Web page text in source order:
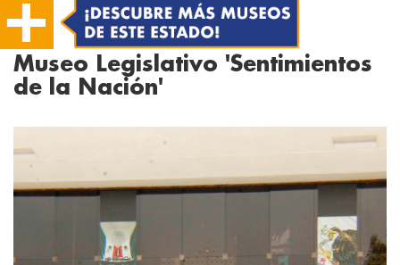
Museo Legislativo 'Sentimientos
de la Nación'